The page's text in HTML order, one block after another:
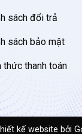
sách đổi trả
sách bảo mật
thức thanh toán
kế website bởi